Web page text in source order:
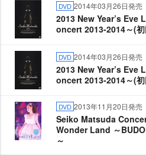
DVD 2014年03月26日発売
2013 New Year’s Eve
oncert 2013-2014～(初
DVD 2014年03月26日発売
2013 New Year’s Eve
oncert 2013-2014～(初
DVD 2013年11月20日発売
Seiko Matsuda
Wonder Land ～
～